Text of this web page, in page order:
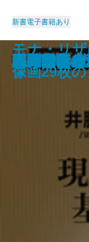
翼のある
酒乱にな
銀行員諸君
日本史快刀
サービス
相性が悪い
ディズニ
国富消失
法隆寺の
小博打の
新書電子書籍あり
現代老後
阪神タイ
麻布中学
口のきき方
路面電車
モナ・リ
像画29枚
自衛隊vs.
審判は見た
足元の革命
高島易断